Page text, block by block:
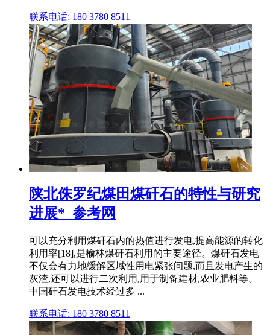
联系电话: 180 3780 8511
陕北侏罗纪煤田煤矸石的特性与研究
进展*_参考网
可以充分利用煤矸石内的热值进行发电,提高能源的转化
利用率[18],是榆林煤矸石利用的主要途径。煤矸石发电
不仅会有力地缓解区域性用电紧张问题,而且发电产生的
灰渣,还可以进行二次利用,用于制备建材,农业肥料等。
中国矸石发电技术经过多 ...
联系电话: 180 3780 8511